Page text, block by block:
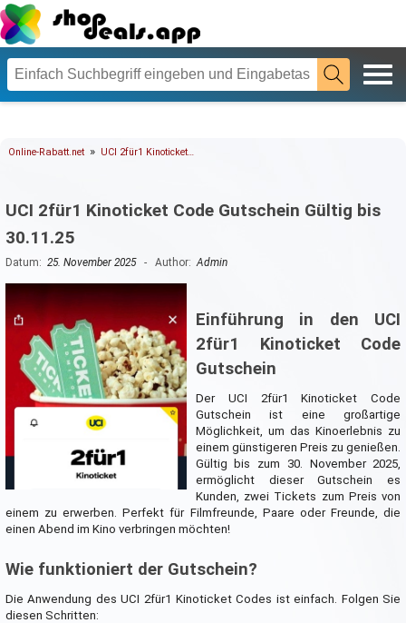
Online-Rabatt.net » UCI 2für1 Kinoticket…
UCI 2für1 Kinoticket Code Gutschein Gültig bis
30.11.25
Datum: 25. November 2025- Author:Admin
Einführung in den UCI
2für1 Kinoticket Code
Gutschein
Der UCI 2für1 Kinoticket Code
Gutschein ist eine großartige
Möglichkeit, um das Kinoerlebnis zu
einem günstigeren Preis zu genießen.
Gültig bis zum 30. November 2025,
ermöglicht dieser Gutschein es
Kunden, zwei Tickets zum Preis von
einem zu erwerben. Perfekt für Filmfreunde, Paare oder Freunde, die
einen Abend im Kino verbringen möchten!
Wie funktioniert der Gutschein?
Die Anwendung des UCI 2für1 Kinoticket Codes ist einfach. Folgen Sie
diesen Schritten: